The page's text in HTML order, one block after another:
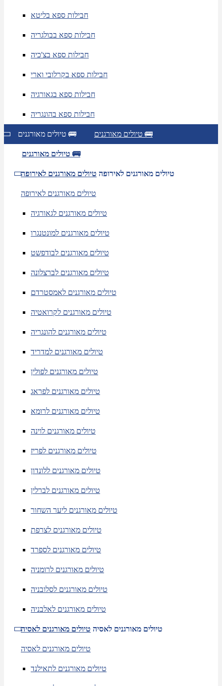
חבילות ספא בליטא
חבילות ספא בבולגריה
חבילות ספא בצ'כיה
חבילות ספא בקרלובי וארי
חבילות ספא בגאורגיה
חבילות ספא בהונגריה
טיולים מאורגנים 🚌 טיולים מאורגנים 🚌
טיולים מאורגנים 🚌
טיולים מאורגנים לאירופה טיולים מאורגנים לאירופה
טיולים מאורגנים לאירופה
טיולים מאורגנים לגאורגיה
טיולים מאורגנים למונטנגרו
טיולים מאורגנים לבודפשט
טיולים מאורגנים לברצלונה
טיולים מאורגנים לאמסטרדם
טיולים מאורגנים לקרואטיה
טיולים מאורגנים להונגריה
טיולים מאורגנים למדריד
טיולים מאורגנים לפולין
טיולים מאורגנים לפראג
טיולים מאורגנים לרומא
טיולים מאורגנים לוינה
טיולים מאורגנים לפריז
טיולים מאורגנים ללונדון
טיולים מאורגנים לברלין
טיולים מאורגנים ליער השחור
טיולים מאורגנים לצרפת
טיולים מאורגנים לספרד
טיולים מאורגנים לרומניה
טיולים מאורגנים לסלובניה
טיולים מאורגנים לאלבניה
טיולים מאורגנים לאסיה טיולים מאורגנים לאסיה
טיולים מאורגנים לאסיה
טיולים מאורגנים לתאילנד